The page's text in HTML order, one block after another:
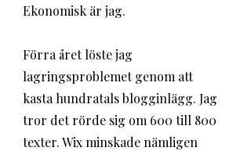
Ekonomisk är jag.
Förra året löste jag
lagringsproblemet genom att
kasta hundratals blogginlägg. Jag
tror det rörde sig om 600 till 800
texter. Wix minskade nämligen